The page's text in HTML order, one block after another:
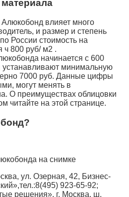
влияет много
и размер и степень
России стоимость на
ч 800 руб/ м2 .
начинается с 600
минимальную
7000 руб. Данные цифры
могут менять в
О преимуществах облицовки
читайте на этой странице.
на снимке
ул. Озерная, 42, Бизнес-
923-65-92;
решения», г. Москва, ш.